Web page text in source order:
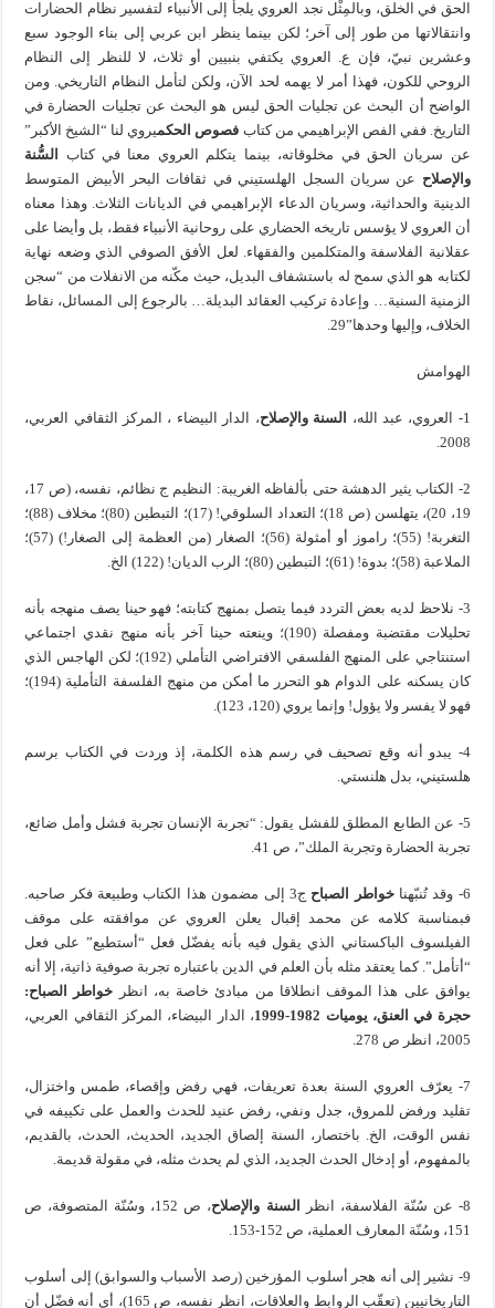
الحق في الخلق، وبالمِثْل نجد العروي يلجأ إلى الأنبياء لتفسير نظام الحضارات
وانتقالاتها من طور إلى آخر؛ لكن بينما ينظر ابن عربي إلى بناء الوجود سبع
وعشرين نبيّ، فإن ع. العروي يكتفي بنبيين أو ثلاث، لا للنظر إلى النظام
الروحي للكون، فهذا أمر لا يهمه لحد الآن، ولكن لتأمل النظام التاريخي. ومن
الواضح أن البحث عن تجليات الحق ليس هو البحث عن تجليات الحضارة في
التاريخ. ففي الفص الإبراهيمي من كتاب فصوص الحكميروي لنا “الشيخ الأكبر”
عن سريان الحق في مخلوقاته، بينما يتكلم العروي معنا في كتاب
السُّنة
والإصلاح عن سريان السجل الهلستيني في ثقافات البحر الأبيض المتوسط
الدينية والحداثية، وسريان الدعاء الإبراهيمي في الديانات الثلاث. وهذا معناه
أن العروي لا يؤسس تاريخه الحضاري على روحانية الأنبياء فقط، بل وأيضا على
عقلانية الفلاسفة والمتكلمين والفقهاء. لعل الأفق الصوفي الذي وضعه نهاية
لكتابه هو الذي سمح له باستشفاف البديل، حيث مكّنه من الانفلات من “سجن
الزمنية السنية… وإعادة تركيب العقائد البديلة… بالرجوع إلى المسائل، نقاط
الخلاف، وإليها وحدها”29.
الهوامش
1- العروي، عبد الله، السنة والإصلاح، الدار البيضاء ، المركز الثقافي العربي،
2008.
2- الكتاب يثير الدهشة حتى بألفاظه الغريبة: النظيم ج نظائم، نفسه، (ص 17،
19، 20)، يتهلسن (ص 18)؛ التعداد السلوقي! (17)؛ التبطين (80)؛ مخلاف (88)؛
التغربة! (55)؛ راموز أو أمثولة (56)؛ الصغار (من العظمة إلى الصغار!) (57)؛
الملاعبة (58)؛ بدوة! (61)؛ التبطين (80)؛ الرب الديان! (122) الخ.
3- نلاحظ لديه بعض التردد فيما يتصل بمنهج كتابته؛ فهو حينا يصف منهجه بأنه
تحليلات مقتضبة ومفصلة (190)؛ وينعته حينا آخر بأنه منهج نقدي اجتماعي
استنتاجي على المنهج الفلسفي الافتراضي التأملي (192)؛ لكن الهاجس الذي
كان يسكنه على الدوام هو التحرر ما أمكن من منهج الفلسفة التأملية (194)؛
فهو لا يفسر ولا يؤول! وإنما يروي (120، 123).
4- يبدو أنه وقع تصحيف في رسم هذه الكلمة، إذ وردت في الكتاب برسم
هلستيني، بدل هلنستي.
5- عن الطابع المطلق للفشل يقول: “تجربة الإنسان تجربة فشل وأمل ضائع،
تجربة الحضارة وتجربة الملك”، ص 41.
6- وقد تُنبّهنا خواطر الصباح
ج3 إلى مضمون هذا الكتاب وطبيعة فكر صاحبه.
فبمناسبة كلامه عن محمد إقبال يعلن العروي عن موافقته على موقف
الفيلسوف الباكستاني الذي يقول فيه بأنه يفضّل فعل “أستطيع” على فعل
“أتأمل”. كما يعتقد مثله بأن العلم في الدين باعتباره تجربة صوفية ذاتية، إلا أنه
يوافق على هذا الموقف انطلاقا من مبادئ خاصة به، انظر خواطر الصباح:
حجرة في العنق، يوميات 1982-1999
، الدار البيضاء، المركز الثقافي العربي،
2005، انظر ص 278.
7- يعرّف العروي السنة بعدة تعريفات، فهي رفض وإقصاء، طمس واختزال،
تقليد ورفض للمروق، جدل ونفي، رفض عنيد للحدث والعمل على تكييفه في
نفس الوقت، الخ. باختصار، السنة إلصاق الجديد، الحديث، الحدث، بالقديم،
بالمفهوم، أو إدخال الحدث الجديد، الذي لم يحدث مثله، في مقولة قديمة.
8- عن سُنّة الفلاسفة، انظر السنة والإصلاح
، ص 152، وسُنّة المتصوفة، ص
151، وسُنّة المعارف العملية، ص 152-153.
9- نشير إلى أنه هجر أسلوب المؤرخين (رصد الأسباب والسوابق) إلى أسلوب
التاريخانيين (تعقّب الروابط والعلاقات، انظر نفسه، ص 165)، أي أنه فضّل أن